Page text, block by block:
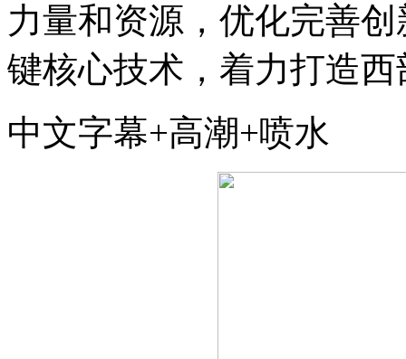
力量和资源，优化完善
键核心技术，着力打造
中文字幕+高潮+喷